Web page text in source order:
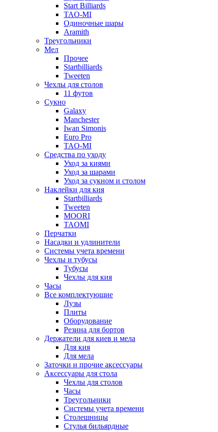
Start Billiards
TAO-MI
Одиночные шары
Aramith
Треугольники
Мел
Прочее
Startbilliards
Tweeten
Чехлы для столов
11 футов
Сукно
Galaxy
Manchester
Iwan Simonis
Euro Pro
TAO-MI
Средства по уходу
Уход за киями
Уход за шарами
Уход за сукном и столом
Наклейки для кия
Startbilliards
Tweeten
MOORI
TAOMI
Перчатки
Насадки и удлинители
Системы учета времени
Чехлы и тубусы
Тубусы
Чехлы для кия
Часы
Все комплектующие
Лузы
Плиты
Оборудование
Резина для бортов
Держатели для киев и мела
Для кия
Для мела
Заточки и прочие аксессуары
Аксессуары для стола
Чехлы для столов
Часы
Треугольники
Системы учета времени
Столешницы
Стулья бильярдные